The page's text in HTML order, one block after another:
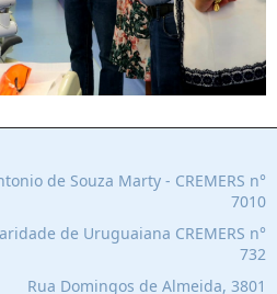
de Souza Marty - CREMERS n°
7010
de Uruguaiana CREMERS n°
732
Rua Domingos de Almeida, 3801